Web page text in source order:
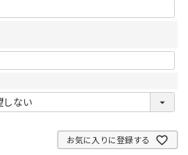
お気に入りに登録する